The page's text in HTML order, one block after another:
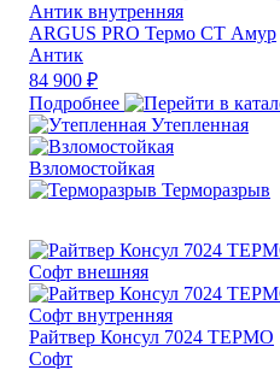
ARGUS PRO Термо СТ Амур
Антик
84 900 ₽
Подробнее
Утепленная
Взломостойкая
Терморазрыв
Райтвер Консул 7024 ТЕРМО
Софт